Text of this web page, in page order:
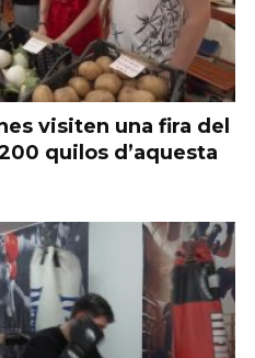
visiten una fira del
quilos d’aquesta